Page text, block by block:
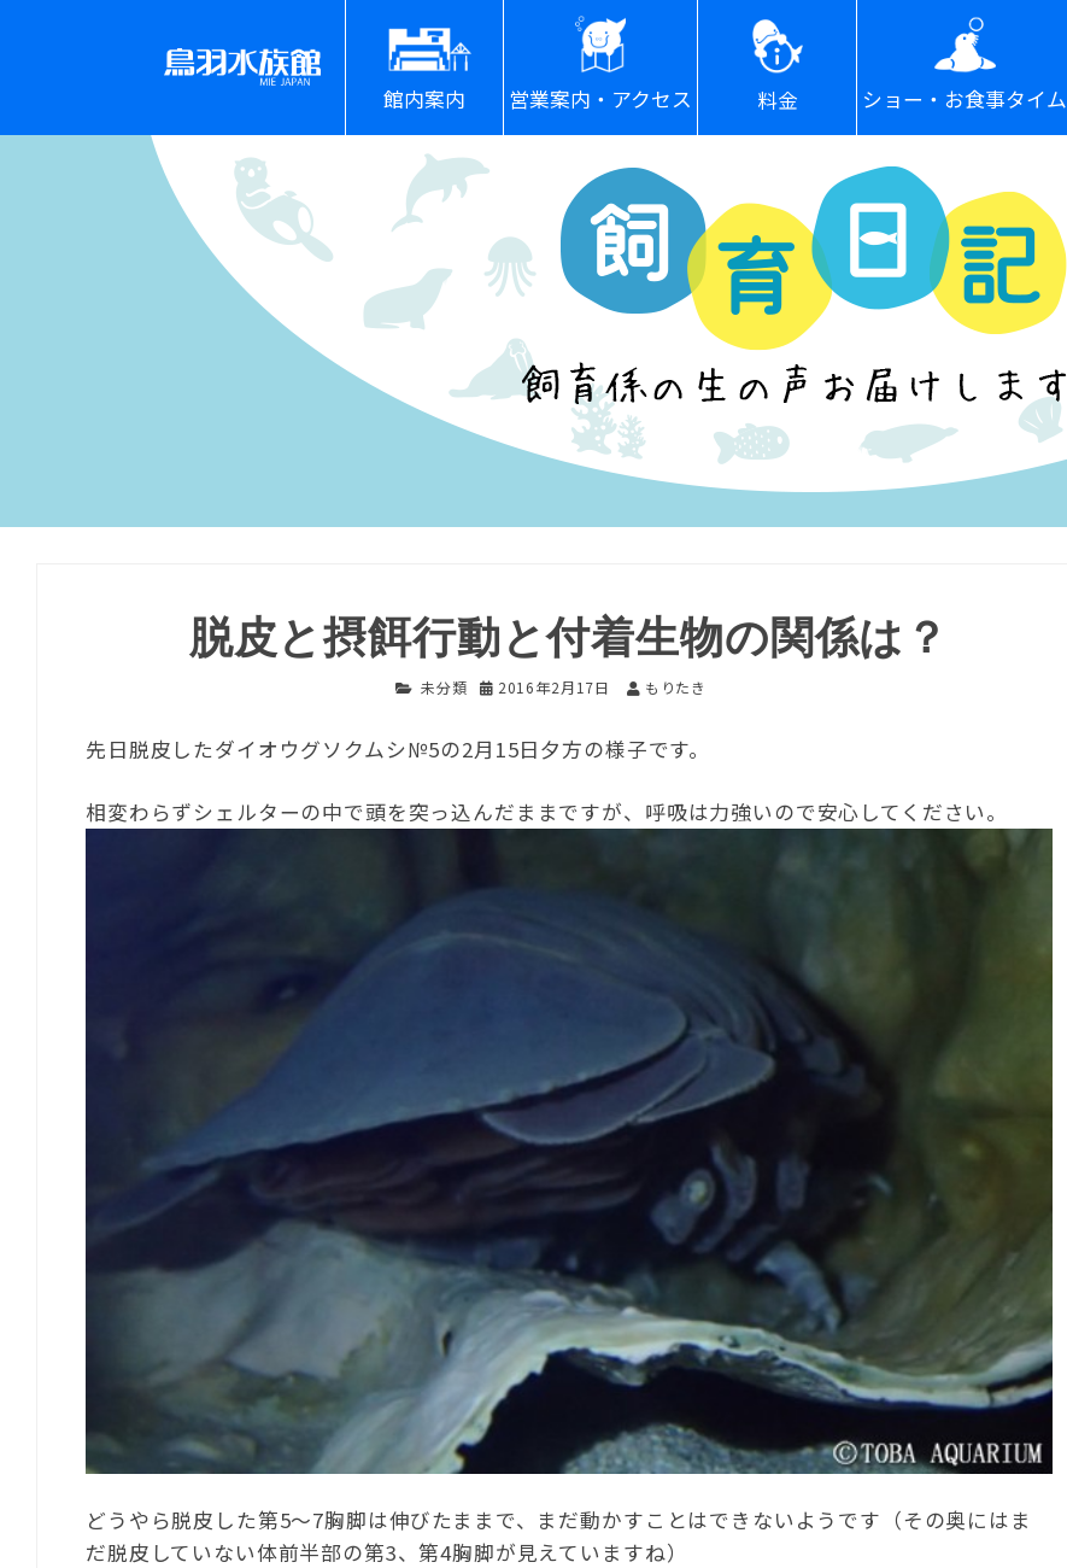
館内案内 営業案内・アクセス 料金 ショー・お食事タイム
脱皮と摂餌行動と付着生物の関係は？
未分類 2016年2月17日 もりたき
先日脱皮したダイオウグソクムシ№5の2月15日夕方の様子です。
相変わらずシェルターの中で頭を突っ込んだままですが、呼吸は力強いので安心してください。
どうやら脱皮した第5～7胸脚は伸びたままで、まだ動かすことはできないようです（その奥にはま
だ脱皮していない体前半部の第3、第4胸脚が見えていますね）